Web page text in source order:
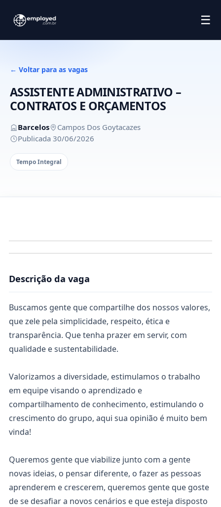
☰
← Voltar para as vagas
ASSISTENTE ADMINISTRATIVO –
CONTRATOS E ORÇAMENTOS
Barcelos
Campos Dos Goytacazes
Publicada 30/06/2026
Tempo Integral
Descrição da vaga
Buscamos gente que compartilhe dos nossos valores,
que zele pela simplicidade, respeito, ética e
transparência. Que tenha prazer em servir, com
qualidade e sustentabilidade.
Valorizamos a diversidade, estimulamos o trabalho
em equipe visando o aprendizado e
compartilhamento de conhecimento, estimulando o
crescimento do grupo, aqui sua opinião é muito bem
vinda!
Queremos gente que viabilize junto com a gente
novas ideias, o pensar diferente, o fazer as pessoas
aprenderem e crescerem, queremos gente que goste
de se desafiar a novos cenários e que esteja disposto